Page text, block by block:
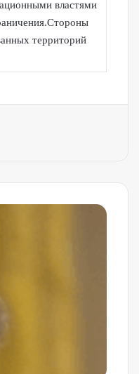
властями
территорий